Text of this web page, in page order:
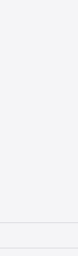
페이, 자주쓰는
금한도 상향), 영
화 인증을 위해
해 사용합니다.
사용합니다.
접근합니다.
도 서비스를 이
습니다.